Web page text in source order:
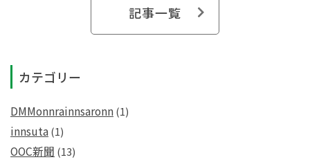
記事一覧
カテゴリー
DMMonnrainnsaronn(1)
innsuta(1)
OOC新聞 (13)